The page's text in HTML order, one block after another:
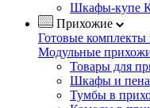
Шкафы-купе
Прихожие
Готовые
Модульные
Товары для
Шкафы и
Тумбы в